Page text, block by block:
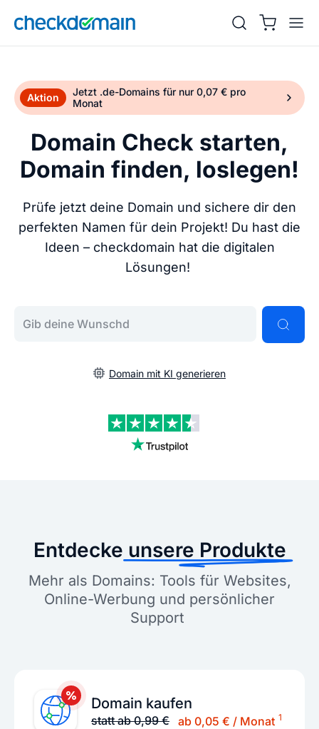
Aktion
Jetzt .de-Domains für nur 0,07 € pro
Monat
Domain Check starten,
Domain finden, loslegen!
Prüfe jetzt deine Domain und sichere dir den
perfekten Namen für dein Projekt! Du hast die
Ideen – checkdomain hat die digitalen
Lösungen!
Domain mit KI generieren
Entdecke unsere Produkte
Mehr als Domains: Tools für Websites,
Online-Werbung und persönlicher
Support
Domain kaufen
statt ab 0,99 € ab 0,05 € / Monat 1